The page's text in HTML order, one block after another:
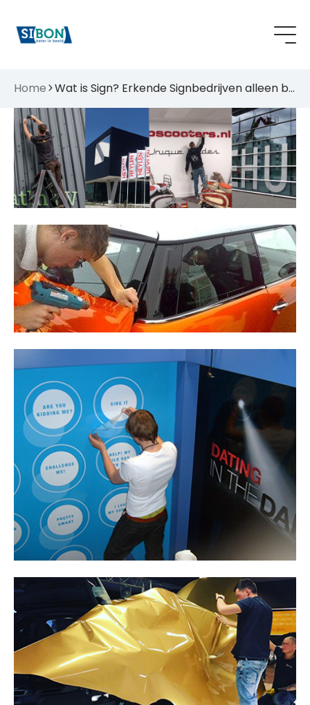
Home Wat is Sign? Erkende Signbedrijven alleen bij SIBON